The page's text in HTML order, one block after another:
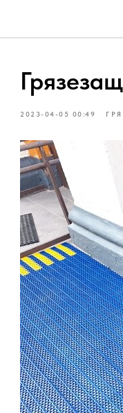
2023-04-05 00:49